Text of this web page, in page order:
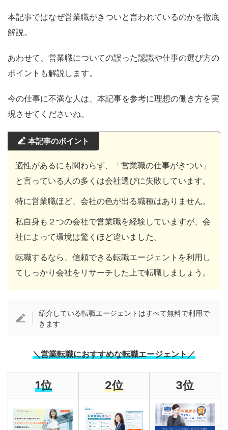
本記事ではなぜ営業職がきついと言われているのかを徹底
解説。
あわせて、営業職についての誤った認識や仕事の選び方の
ポイントも解説します。
今の仕事に不満な人は、本記事を参考に理想の働き方を実
現させてくださいね。
本記事のポイント
適性があるにも関わらず、「営業職の仕事がきつい」
と言っている人の多くは会社選びに失敗しています。
特に営業職ほど、会社の色が出る職種はありません。
私自身も２つの会社で営業職を経験していますが、会
社によって環境は驚くほど違いました。
転職するなら、信頼できる転職エージェントを利用し
てしっかり会社をリサーチした上で転職しましょう。
紹介している転職エージェントはすべて無料で利用で
きます
＼営業転職におすすめな転職エージェント／
1位 2位 3位